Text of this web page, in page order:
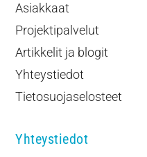
Asiakkaat
Projektipalvelut
Artikkelit ja blogit
Yhteystiedot
Tietosuojaselosteet
Yhteystiedot